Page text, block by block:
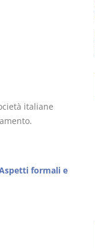
italiane
formali e
Società di
Versione ebook€ 5,99